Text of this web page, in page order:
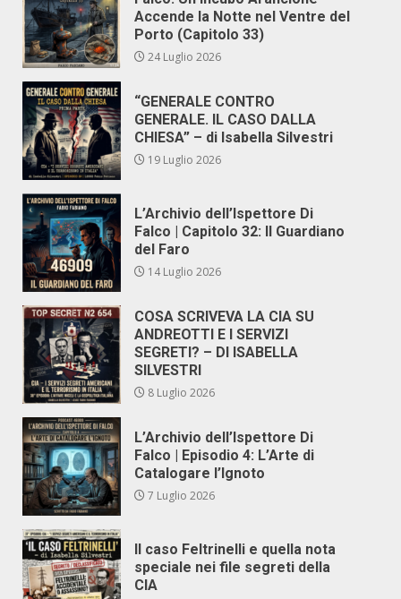
Accende la Notte nel Ventre del
Porto (Capitolo 33)
24 Luglio 2026
“GENERALE CONTRO
GENERALE. IL CASO DALLA
CHIESA” – di Isabella Silvestri
19 Luglio 2026
L’Archivio dell’Ispettore Di
Falco | Capitolo 32: Il Guardiano
del Faro
14 Luglio 2026
COSA SCRIVEVA LA CIA SU
ANDREOTTI E I SERVIZI
SEGRETI? – DI ISABELLA
SILVESTRI
8 Luglio 2026
L’Archivio dell’Ispettore Di
Falco | Episodio 4: L’Arte di
Catalogare l’Ignoto
7 Luglio 2026
Il caso Feltrinelli e quella nota
speciale nei file segreti della
CIA